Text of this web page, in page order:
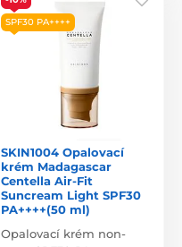
SPF30 PA++++
SKIN1004 Opalovací
krém Madagascar
Centella Air-Fit
Suncream Light SPF30
PA++++(50 ml)
Opalovací krém non-